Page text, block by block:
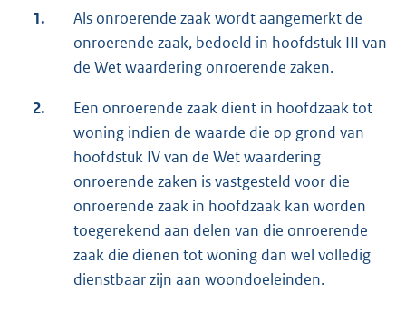
1.
Als onroerende zaak wordt aangemerkt de
onroerende zaak, bedoeld in hoofdstuk III van
de Wet waardering onroerende zaken.
2.
Een onroerende zaak dient in hoofdzaak tot
woning indien de waarde die op grond van
hoofdstuk IV van de Wet waardering
onroerende zaken is vastgesteld voor die
onroerende zaak in hoofdzaak kan worden
toegerekend aan delen van die onroerende
zaak die dienen tot woning dan wel volledig
dienstbaar zijn aan woondoeleinden.